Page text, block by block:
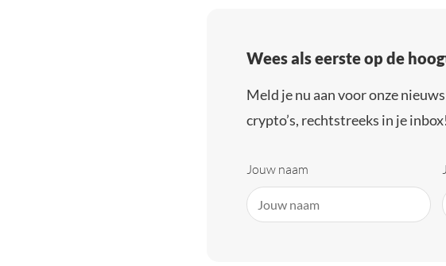
Wees als eerste op de
Meld je nu aan voor onze
crypto’s, rechtstreeks in je inbox!
Jouw naam